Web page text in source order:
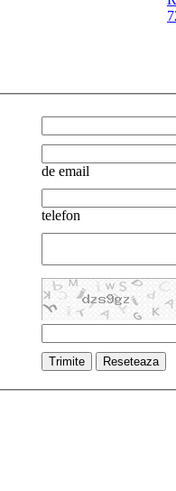
de email
telefon